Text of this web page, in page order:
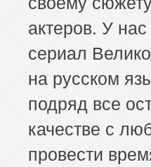
актеров. У
сериал
на русском
подряд все
качестве с
провести